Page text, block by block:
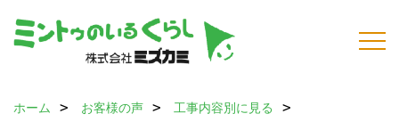
ホーム お客様の声
工事内容別に見る